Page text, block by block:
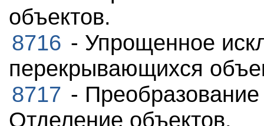
объектов.
8716 - Упрощенное
перекрывающихся
8717 -
Отделение объектов.